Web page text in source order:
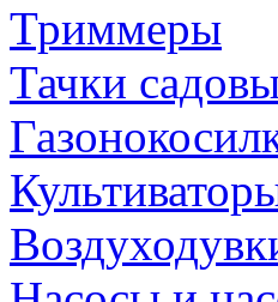
Триммеры
Тачки